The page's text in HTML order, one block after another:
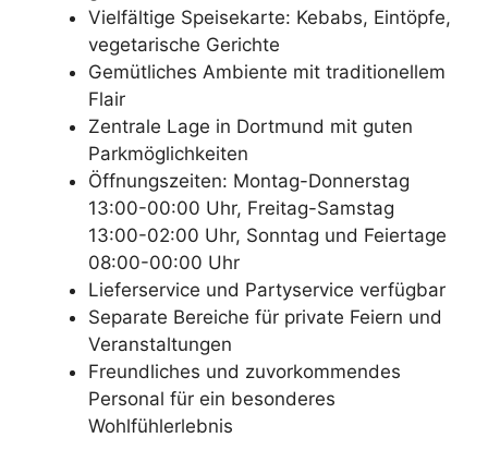
Vielfältige Speisekarte: Kebabs, Eintöpfe,
vegetarische Gerichte
Gemütliches Ambiente mit traditionellem
Flair
Zentrale Lage in Dortmund mit guten
Parkmöglichkeiten
Öffnungszeiten: Montag-Donnerstag
13:00-00:00 Uhr, Freitag-Samstag
13:00-02:00 Uhr, Sonntag und Feiertage
08:00-00:00 Uhr
Lieferservice und Partyservice verfügbar
Separate Bereiche für private Feiern und
Veranstaltungen
Freundliches und zuvorkommendes
Personal für ein besonderes
Wohlfühlerlebnis